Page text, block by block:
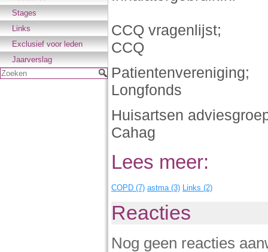
Stages
Links
Exclusief voor leden
Jaarverslag
Zoeken
CCQ vragenlijst;
CCQ
Patientenvereniging;
Longfonds
Huisartsen
Cahag
Lees meer:
COPD (7) astma (3) Links (2)
Reacties
Nog geen reacties